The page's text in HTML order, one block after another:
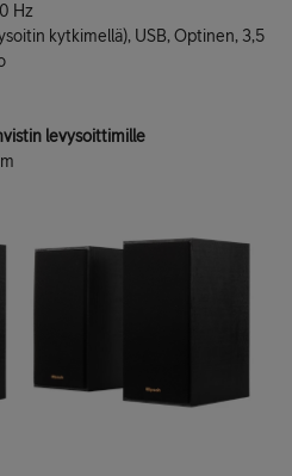
Hz
kytkimellä), USB, Optinen, 3,5
levysoittimille